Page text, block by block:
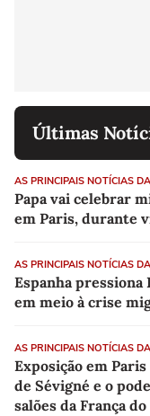
Últimas
AS PRINCIPAIS NOTÍCIAS
Papa vai celebrar
em Paris, durante
AS PRINCIPAIS NOTÍCIAS
Espanha
em meio à crise
AS PRINCIPAIS NOTÍCIAS
Exposição em
de Sévigné e o
salões da França